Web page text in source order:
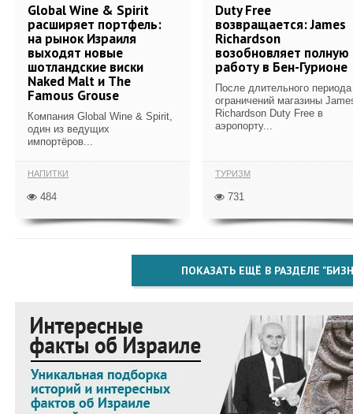
Global Wine & Spirit
расширяет портфель:
на рынок Израиля
выходят новые
шотландские виски
Naked Malt и The
Famous Grouse
Компания Global Wine & Spirit,
один из ведущих
импортёров...
НАПИТКИ
484
Duty Free
возвращается: James
Richardson
возобновляет полную
работу в Бен-Гурионе
После длительного периода
ограничений магазины
Richardson Duty Free в
аэропорту...
ТУРИЗМ
731
ПОКАЗАТЬ ЕЩЁ В РАЗДЕЛЕ